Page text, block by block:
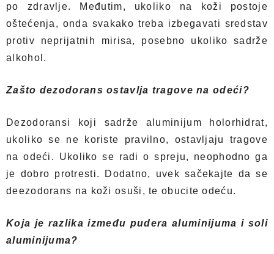
po zdravlje. Međutim, ukoliko na koži postoje
oštećenja, onda svakako treba izbegavati sredstav
protiv neprijatnih mirisa, posebno ukoliko sadrže
alkohol.
Zašto dezodorans ostavlja tragove na odeći?
Dezodoransi koji sadrže aluminijum holorhidrat,
ukoliko se ne koriste pravilno, ostavljaju tragove
na odeći. Ukoliko se radi o spreju, neophodno ga
je dobro protresti. Dodatno, uvek sačekajte da se
deezodorans na koži osuši, te obucite odeću.
Koja je razlika između pudera aluminijuma i soli
aluminijuma?